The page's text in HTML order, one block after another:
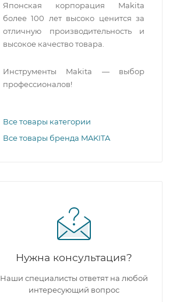
Японская корпорация Makita
более 100 лет высоко ценится за
отличную производительность и
высокое качество товара.
Инструменты Makita — выбор
профессионалов!
Все товары категории
Все товары бренда MAKITA
Нужна консультация?
Наши специалисты ответят на любой
интересующий вопрос